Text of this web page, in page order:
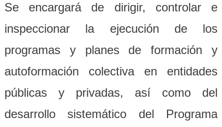
Se encargará de dirigir, controlar e
inspeccionar la ejecución de los
programas y planes de formación y
autoformación colectiva en entidades
públicas y privadas, así como del
desarrollo sistemático del Programa